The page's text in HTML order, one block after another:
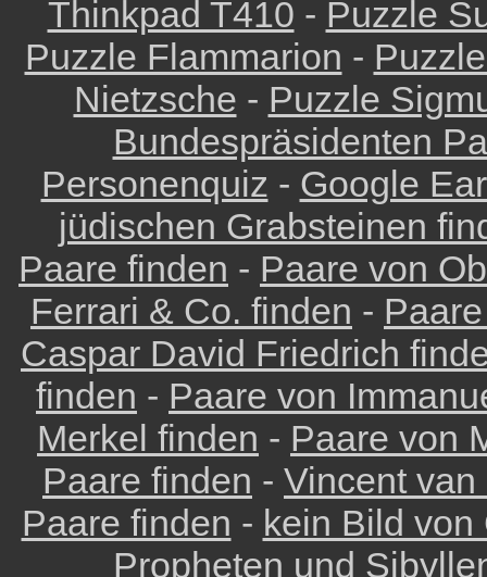
Thinkpad T410 - Puzzle
Puzzle Flammarion -
Nietzsche - Puzzle
Bundespräsidenten
Personenquiz - Google
jüdischen Grabsteinen
Paare finden - Paare von
Ferrari & Co. finden -
Caspar David Friedrich
finden - Paare von
Merkel finden - Paare von
Paare finden - Vincent
Paare finden - kein Bild von
Propheten und